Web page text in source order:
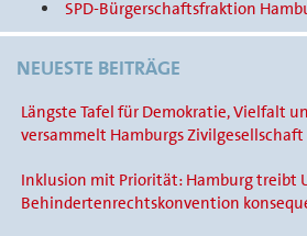
SPD-Bürgerschaftsfraktion
NEUESTE BEITRÄGE
Längste Tafel für Demokratie, Vielfalt
versammelt Hamburgs
Inklusion mit Priorität: Hamburg treibt
Behindertenrechtskonvention